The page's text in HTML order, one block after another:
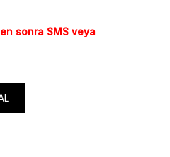
sonra SMS veya